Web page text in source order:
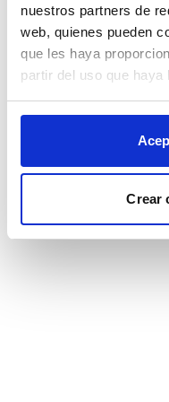
nuestros partners de
web, quienes pueden
que les haya
partir del uso que
Crear
browser